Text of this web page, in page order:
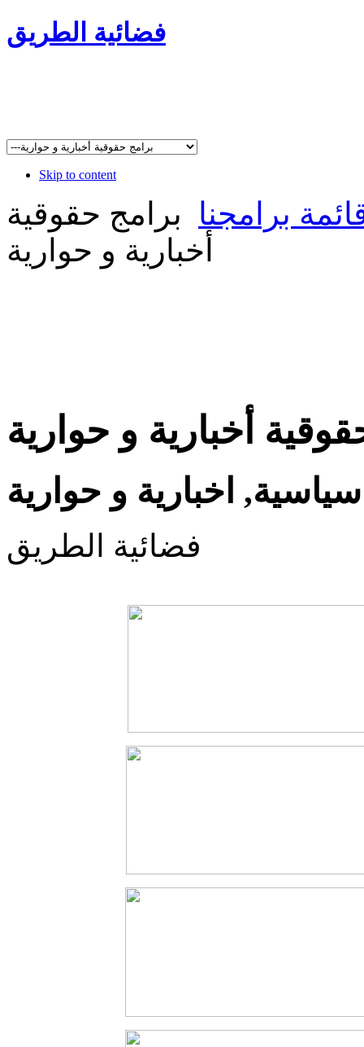
فضائية الطريق
Skip to content
برامجنا
برامج حقوقية
أخبارية و حوارية
أخبارية و حوارية
اخبارية و حوارية
فضائية الطريق